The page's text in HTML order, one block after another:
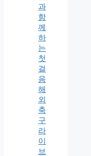
과
함
께
하
는
첫
걸
음
해
외
축
구
라
이
브